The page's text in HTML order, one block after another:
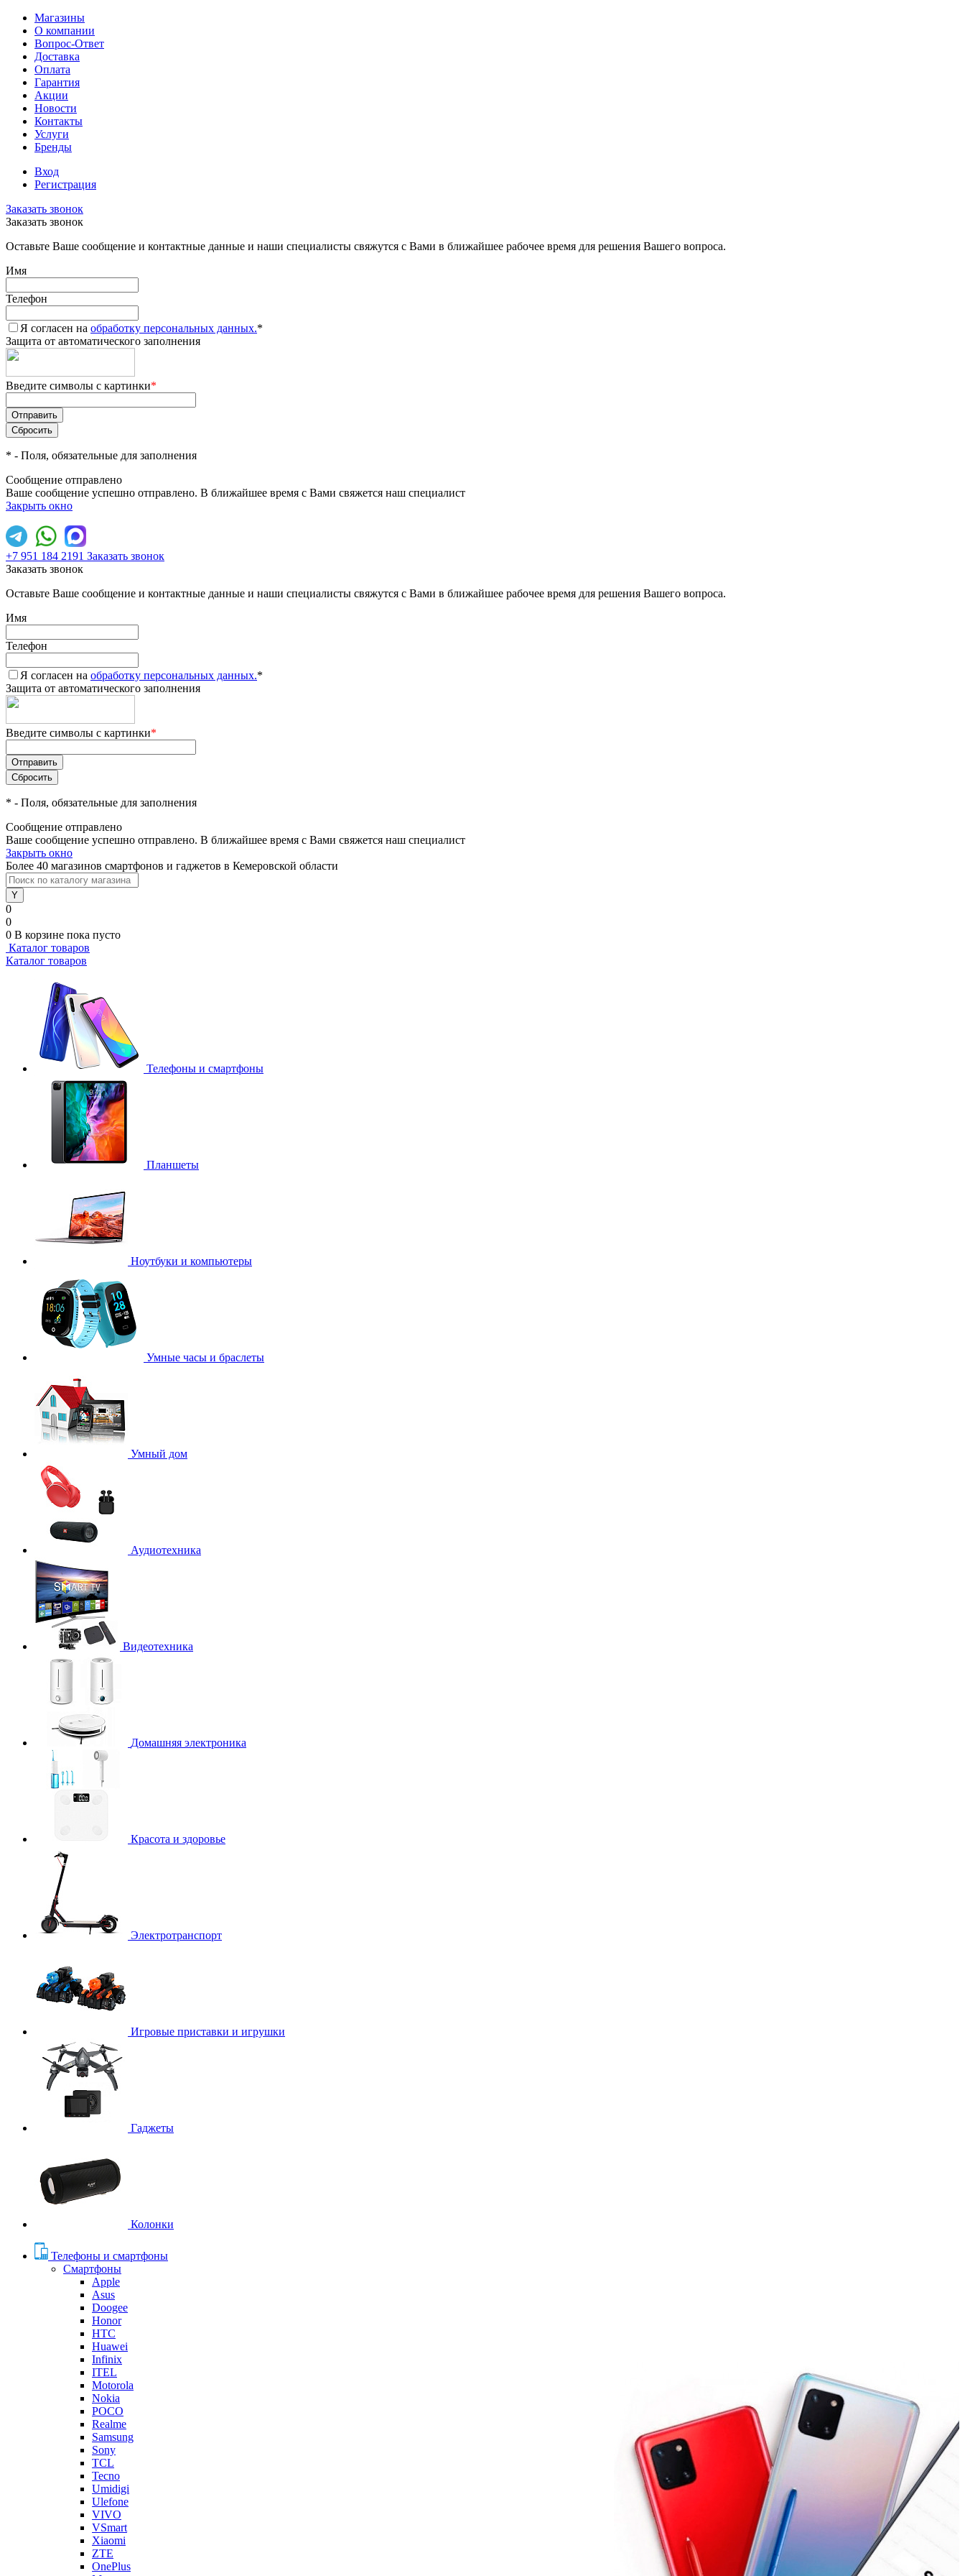
Магазины
О компании
Вопрос-Ответ
Доставка
Оплата
Гарантия
Акции
Новости
Контакты
Услуги
Бренды
Вход
Регистрация
Заказать звонок
Заказать звонок
Оставьте Ваше сообщение и контактные данные и наши специалисты свяжутся с Вами в ближайшее рабочее время для решения Вашего вопроса.
Имя
Телефон
Я согласен на обработку персональных данных.*
Защита от автоматического заполнения
Введите символы с картинки*
* - Поля, обязательные для заполнения
Сообщение отправлено
Ваше сообщение успешно отправлено. В ближайшее время с Вами свяжется наш специалист
Закрыть окно
+7 951 184 2191 Заказать звонок
Заказать звонок
Оставьте Ваше сообщение и контактные данные и наши специалисты свяжутся с Вами в ближайшее рабочее время для решения Вашего вопроса.
Имя
Телефон
Я согласен на обработку персональных данных.*
Защита от автоматического заполнения
Введите символы с картинки*
* - Поля, обязательные для заполнения
Сообщение отправлено
Ваше сообщение успешно отправлено. В ближайшее время с Вами свяжется наш специалист
Закрыть окно
Более 40 магазинов смартфонов и гаджетов в Кемеровской области
0
0
0 В корзине пока пусто
Каталог товаров
Каталог товаров
Телефоны и смартфоны
Планшеты
Ноутбуки и компьютеры
Умные часы и браслеты
Умный дом
Аудиотехника
Видеотехника
Домашняя электроника
Красота и здоровье
Электротранспорт
Игровые приставки и игрушки
Гаджеты
Колонки
Телефоны и смартфоны
Смартфоны
Apple
Asus
Doogee
Honor
HTC
Huawei
Infinix
ITEL
Motorola
Nokia
POCO
Realme
Samsung
Sony
TCL
Tecno
Umidigi
Ulefone
VIVO
VSmart
Xiaomi
ZTE
OnePlus